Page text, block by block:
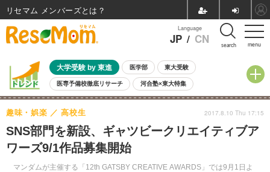
menu
Language
JP / CN search
大学受験 by 東進 医学部 東大受験
医専予備校徹底リサーチ 河合塾×東大特集
親子で考える大学選び 高校受験 中学受験 小学校受験
共通テスト 夏休み
8月開催イベント・WS 全国公立高校 過去問 人気記事
自由研究教材（小学生向け） 自由研究教材（中学生向け）
SNS部門を新設、ギャツビークリエイティブア
ワーズ9/1作品募集開始
マンダムが主催する「12th GATSBY CREATIVE AWARDS」では9月1日よ
趣味・娯楽 高校生 2017.8.10 Thu 17:15
リセマム メンバーズ